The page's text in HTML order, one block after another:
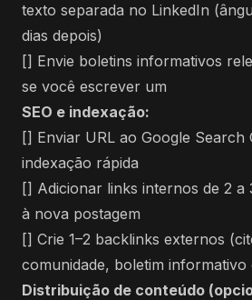
texto separada no LinkedIn
dias depois)
[] Envie boletins informativos
se você escrever um
SEO e indexação:
[] Enviar URL ao Google Search
indexação rápida
[] Adicionar links internos de 2 a
à nova postagem
[] Crie 1–2 backlinks externos
comunidade, boletim
Distribuição de conteúdo